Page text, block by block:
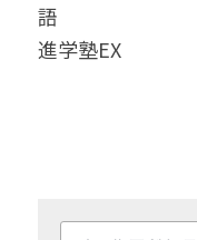
語
進学塾EX